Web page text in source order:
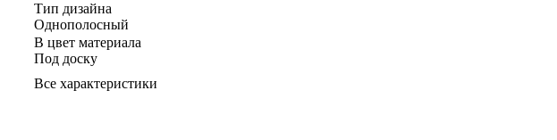
Тип дизайна
Однополосный
В цвет материала
Под доску
Все характеристики